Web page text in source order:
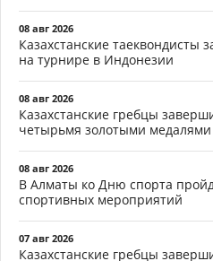
08 авг 2026
Казахстанские таеквондисты
на турнире в Индонезии
08 авг 2026
Казахстанские гребцы
четырьмя золотыми медалями
08 авг 2026
В Алматы ко Дню спорта
спортивных мероприятий
07 авг 2026
Казахстанские гребцы